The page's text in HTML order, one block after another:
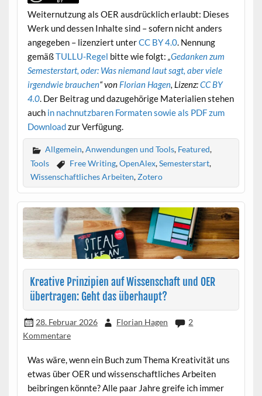
Weiternutzung als OER ausdrücklich erlaubt: Dieses
Werk und dessen Inhalte sind – sofern nicht anders
angegeben – lizenziert unterCC BY 4.0. Nennung
gemäßTULLU-Regel bitte wie folgt: „Gedanken zum
Semesterstart, oder: Was niemand laut sagt, aber viele
irgendwie brauchen“von Florian Hagen, Lizenz:CC BY
4.0. Der Beitrag und dazugehörige Materialien stehen
auch in nachnutzbaren Formaten sowie als PDF zum
Downloadzur Verfügung.
Allgemein,Anwendungen und Tools, Featured,
Tools
Free Writing,OpenAlex,Semesterstart,
Wissenschaftliches Arbeiten,Zotero
Kreative Prinzipien auf Wissenschaft und OER
übertragen: Geht das überhaupt?
28. Februar 2026 Florian Hagen
2
Kommentare
Was wäre, wenn ein Buch zum Thema Kreativität uns
etwas über OER und wissenschaftliches Arbeiten
beibringen könnte? Alle paar Jahre greife ich immer